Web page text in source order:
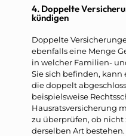
4. Doppelte
kündigen
Doppelte
ebenfalls eine Menge
in welcher Familien-
Sie sich befinden, kann
die doppelt
beispielsweise
Hausratsversicherung
zu überprüfen, ob nicht
derselben Art